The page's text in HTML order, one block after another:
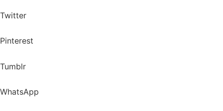
Twitter
Pinterest
Tumblr
WhatsApp